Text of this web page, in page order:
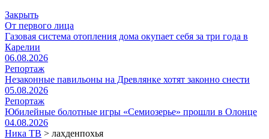
Закрыть
От первого лица
Газовая система отопления дома окупает себя за три года в
Карелии
06.08.2026
Репортаж
Незаконные павильоны на Древлянке хотят законно снести
05.08.2026
Репортаж
Юбилейные болотные игры «Семиозерье» прошли в Олонце
04.08.2026
Ника ТВ > лахденпохья